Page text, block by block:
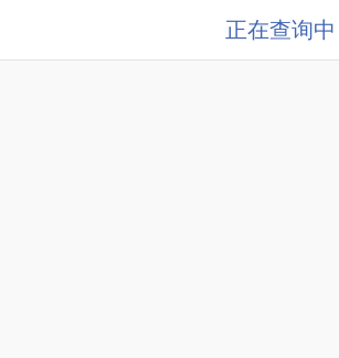
正在查询中